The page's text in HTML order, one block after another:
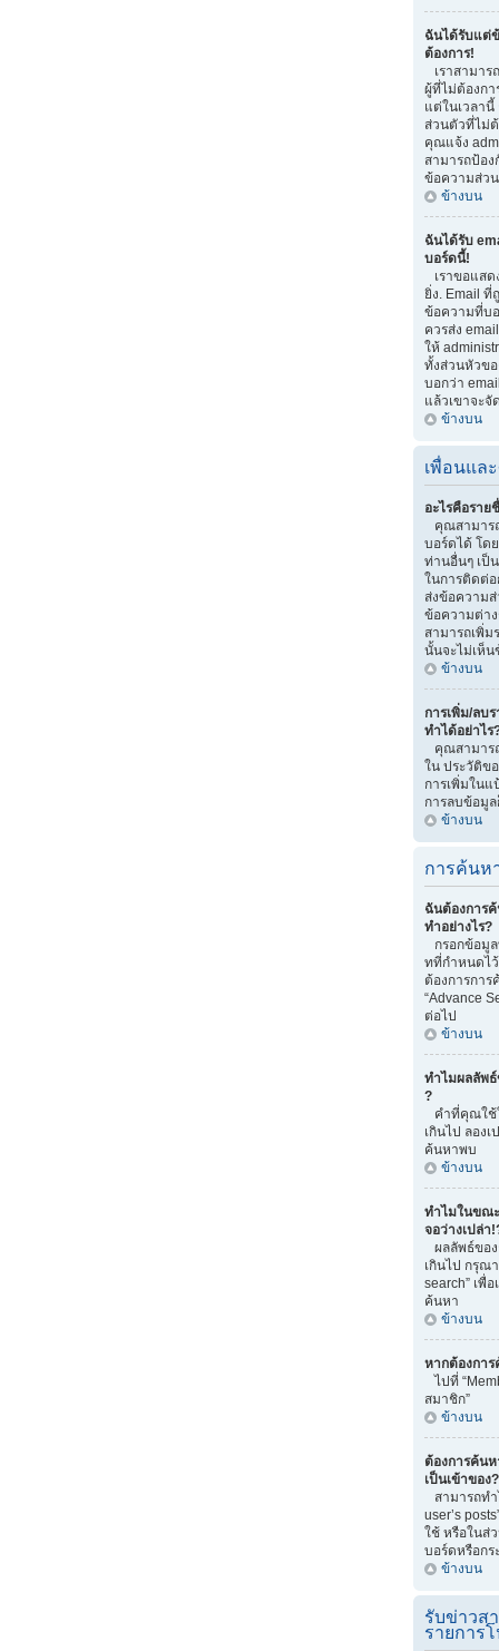
ฉันได้รับแต่
ต้องการ!
เราสามาร
ผู้ที่ไม่ต้องก
แต่ในเวลา
ส่วนตัวที่ไม่
คุณแจ้ง
สามารถป้อ
ข้อความส่ว
ข้างบน
ฉันได้รับ
บอร์ดนี้!
เราขอแสด
ยิ่ง. Email ที่
ข้อความที่บ
ควรส่ง
ให้
ทั้งส่วนหัวข
บอกว่า
แล้วเขาจะจั
ข้างบน
เพื่อนแล
อะไรคือรา
คุณสามาร
บอร์ดได้ โด
ท่านอื่นๆ เป็
ในการติดต่อ
ส่งข้อความ
ข้อความต่า
สามารถเพิ่
นั้นจะไม่เห็
ข้างบน
การเพิ่ม/ลบ
ทำได้อย่าไร
คุณสามาร
ใน ประวัติข
การเพิ่มใน
การลบข้อมูล
ข้างบน
การค้นห
ฉันต้องการ
ทำอย่างไร?
กรอกข้อมู
ทที่กำหนดไ
ต้องการการ
“Advance
ต่อไป
ข้างบน
ทำไมผลลัพธ์
?
คำที่คุณใช้
เกินไป ลอง
ค้นหาพบ
ข้างบน
ทำไมในขณ
จอว่างเปล่า
ผลลัพธ์ขอ
เกินไป กรุณ
search” เพื่
ค้นหา
ข้างบน
หากต้องกา
ไปที่
สมาชิก”
ข้างบน
ต้องการค้น
เป็นเข้าของ?
สามารถทำ
user’s
ใช้ หรือในส่
บอร์ดหรือกร
ข้างบน
รับข่าวส
รายการ